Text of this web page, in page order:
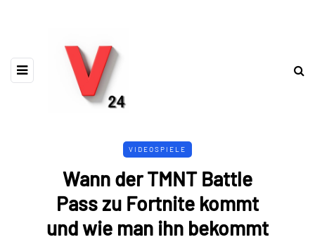
VIDEOSPIELE
Wann der TMNT Battle
Pass zu Fortnite kommt
und wie man ihn bekommt